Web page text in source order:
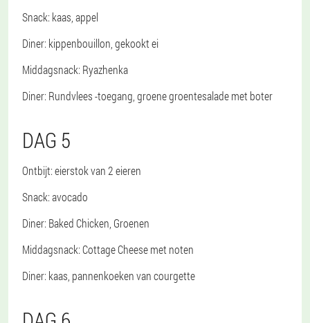
Snack: kaas, appel
Diner: kippenbouillon, gekookt ei
Middagsnack: Ryazhenka
Diner: Rundvlees -toegang, groene groentesalade met boter
DAG 5
Ontbijt: eierstok van 2 eieren
Snack: avocado
Diner: Baked Chicken, Groenen
Middagsnack: Cottage Cheese met noten
Diner: kaas, pannenkoeken van courgette